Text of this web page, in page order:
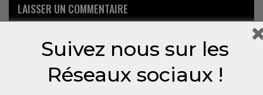
LAISSER UN COMMENTAIRE
Suivez nous sur les
Réseaux sociaux !